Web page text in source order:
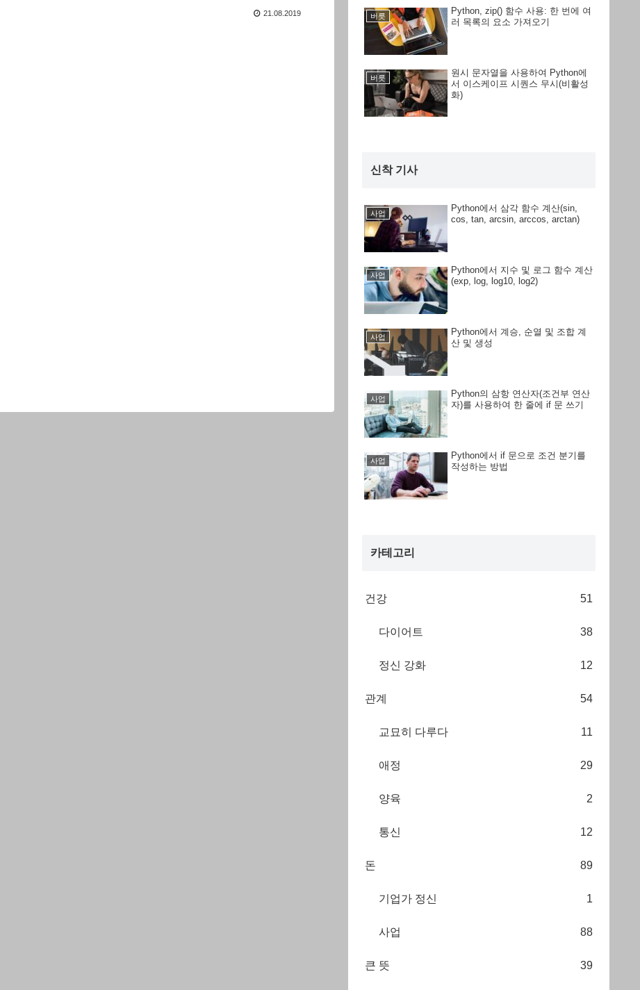
21.08.2019 버릇
Python, zip() 함수 사용: 한 번에 여
러 목록의 요소 가져오기
버릇
원시 문자열을 사용하여 Python에
서 이스케이프 시퀀스 무시(비활성
화)
신착 기사
사업
Python에서 삼각 함수 계산(sin,
cos, tan, arcsin, arccos, arctan)
사업
Python에서 지수 및 로그 함수 계산
(exp, log, log10, log2)
사업
Python에서 계승, 순열 및 조합 계
산 및 생성
사업
Python의 삼항 연산자(조건부 연산
자)를 사용하여 한 줄에 if 문 쓰기
사업
Python에서 if 문으로 조건 분기를
작성하는 방법
카테고리
건강 51
다이어트 38
정신 강화 12
관계 54
교묘히 다루다 11
애정 29
양육 2
통신 12
돈 89
기업가 정신 1
사업 88
큰 뜻 39